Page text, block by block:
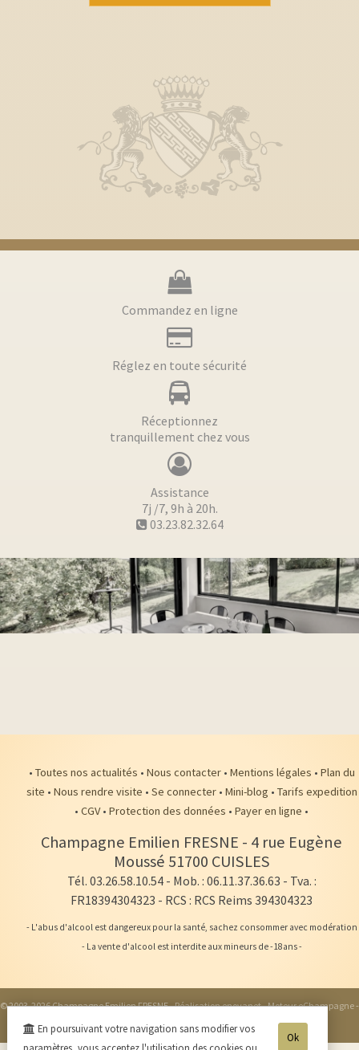
Commandez en ligne
Réglez en toute sécurité
Réceptionnez
tranquillement chez vous
Assistance
7j /7, 9h à 20h.
03.23.82.32.64
• Toutes nos actualités • Nous contacter • Mentions légales • Plan du
site • Nous rendre visite • Se connecter • Mini-blog • Tarifs expedition
• CGV• Protection des données • Payer en ligne •
Champagne Emilien FRESNE - 4 rue Eugène
Moussé 51700 CUISLES
Tél. 03.26.58.10.54 - Mob. : 06.11.37.36.63 - Tva. :
FR18394304323 - RCS : RCS Reims 394304323
- L'abus d'alcool est dangereux pour la santé, sachez consommer avec modération
- La vente d'alcool est interdite aux mineurs de -18ans -
© 2003-2026 Champagne Emilien FRESNE -Réalisation enovanet-Moteur eChampagne-
1 visiteur connecté.
Ok
En poursuivant votre navigation sans modifier vos